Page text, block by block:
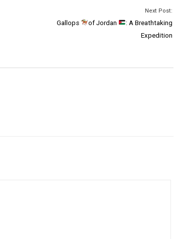
Next Post:
Gallops of Jordan
: A Breathtaking
Expedition